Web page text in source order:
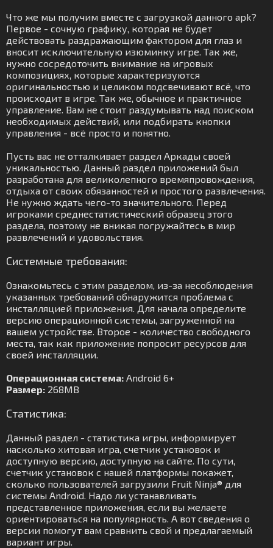
Что же мы получим вместе с загрузкой данного apk?
Первое - сочную графику, которая не будет
действовать раздражающим фактором для глаз и
вносит исключительную изюминку игре. Так же,
нужно сосредоточить внимание на игровых
композициях, которые характеризуются
оригинальностью и целиком подсвечивают всё, что
происходит в игре. Так же, обычное и практичное
управление. Вам не стоит раздумывать над поиском
необходимых действий, или подбирать кнопки
управления - всё просто и понятно.
Пусть вас не отталкивает раздел Аркады своей
уникальностью. Данный раздел приложений был
разработана для великолепного времяпровождения,
отдыха от своих обязанностей и простого развлечения.
Не нужно ждать чего-то значительного. Перед
игроками среднестатистический образец этого
раздела, поэтому не вникая погружайтесь в мир
развлечений и удовольствия.
Системные требования:
Ознакомьтесь с этим разделом, из-за несоблюдения
указанных требований обнаружится проблема с
инсталляцией приложения. Для начала определите
версию операционной системы, загруженной на
вашем устройстве. Второе - количество свободного
места, так как приложение попросит ресурсов для
своей инсталляции.
Операционная система: Android 6+
Размер: 268MB
Статистика:
Данный раздел - статистика игры, информирует
насколько хитовая игра, счетчик установок и
доступную версию, доступную на сайте. По сути,
счетчик установок с нашей платформы покажет,
сколько пользователей загрузили Fruit Ninja® для
системы Android. Надо ли устанавливать
представленное приложения, если вы желаете
ориентироваться на популярность. А вот сведения о
версии помогут вам сравнить свой и предлагаемый
вариант игры.